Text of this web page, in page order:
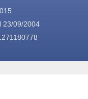
23/09/2004